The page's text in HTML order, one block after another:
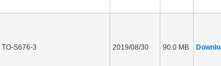
TO-S676-3 2019/08/30 90.0 MB